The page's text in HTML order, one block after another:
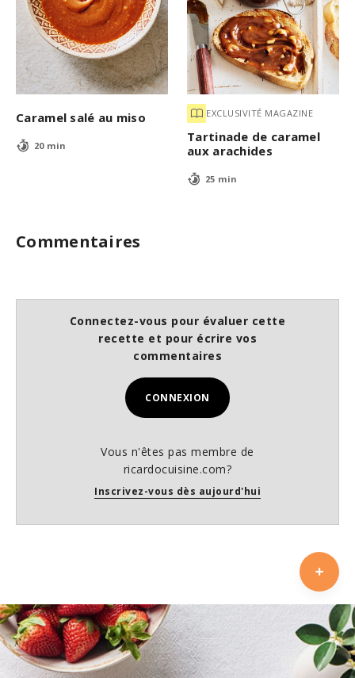
Caramel salé au miso
20 min
EXCLUSIVITÉ MAGAZINE
Tartinade de caramel
aux arachides
25 min
Commentaires
Connectez-vous pour évaluer cette
recette et pour écrire vos
commentaires
CONNEXION
Vous n'êtes pas membre de
ricardocuisine.com?
Inscrivez-vous dès aujourd'hui